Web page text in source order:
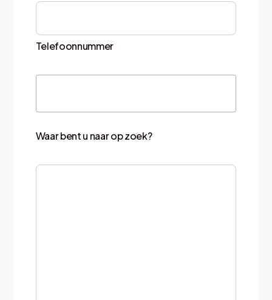
Telefoonnummer
Waar bent u naar op zoek?